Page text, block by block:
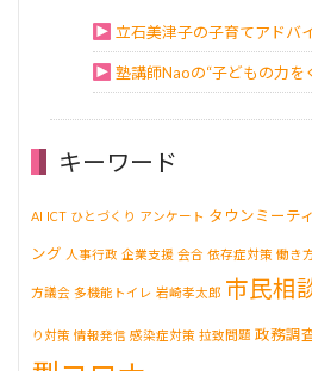
立石美津子の子育てアドバ
塾講師Naoの“子どもの力を
キーワード
AI ICT ひとづくり アンケート タウンミーテ
ング 人事行政 企業支援 会合 依存症対策 働き
方議会 多機能トイレ 岩崎孝太郎 市民相
り対策 情報発信 感染症対策 拉致問題 政務調